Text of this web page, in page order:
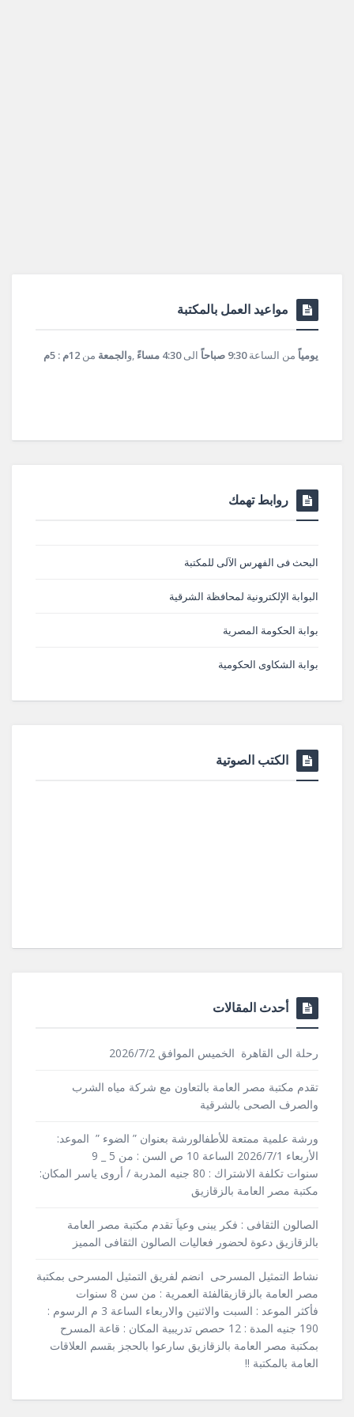
مواعيد العمل بالمكتبة
يومياً من الساعة9:30 صباحاً الى4:30 مساءً ,والجمعة من 12م : 5م
روابط تهمك
البحث فى الفهرس الآلى للمكتبة
البوابة الإلكترونية لمحافظة الشرقية
بوابة الحكومة المصرية
بوابة الشكاوى الحكومية
الكتب الصوتية
أحدث المقالات
رحلة الى القاهرة الخميس الموافق 2026/7/2
تقدم مكتبة مصر العامة بالتعاون مع شركة مياه الشرب
والصرف الصحى بالشرقية
ورشة علمية ممتعة للأطفالورشة بعنوان ” الضوء ” الموعد:
الأربعاء 2026/7/1 الساعة 10 ص السن : من 5 _ 9
سنوات تكلفة الاشتراك : 80 جنيه المدربة / أروى ياسر المكان:
مكتبة مصر العامة بالزقازيق
الصالون الثقافى : فكر يبنى وعياَ تقدم مكتبة مصر العامة
بالزقازيق دعوة لحضور فعاليات الصالون الثقافى المميز
نشاط التمثيل المسرحى انضم لفريق التمثيل المسرحى بمكتبة
مصر العامة بالزقازيقالفئة العمرية : من سن 8 سنوات
فأكثر الموعد : السبت والاثنين والاربعاء الساعة 3 م الرسوم :
190 جنيه المدة : 12 حصص تدريبية المكان : قاعة المسرح
بمكتبة مصر العامة بالزقازيق سارعوا بالحجز بقسم العلاقات
العامة بالمكتبة !!